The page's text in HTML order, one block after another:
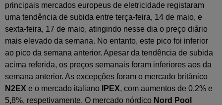
principais mercados europeus de eletricidade registaram
uma tendência de subida entre terça-feira, 14 de maio, e
sexta-feira, 17 de maio, atingindo nesse dia o preço diário
mais elevado da semana. No entanto, este pico foi inferior
ao pico da semana anterior. Apesar da tendência de subida
acima referida, os preços semanais foram inferiores aos da
semana anterior. As excepções foram o mercado britânico
N2EX e o mercado italiano IPEX, com aumentos de 0,2% e
5,8%, respetivamente. O mercado nórdico Nord Pool